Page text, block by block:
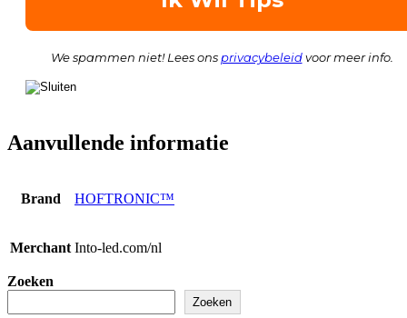
We spammen niet! Lees ons privacybeleidvoor meer info.
Aanvullende informatie
Brand HOFTRONIC™
Merchant Into-led.com/nl
Zoeken
Zoeken